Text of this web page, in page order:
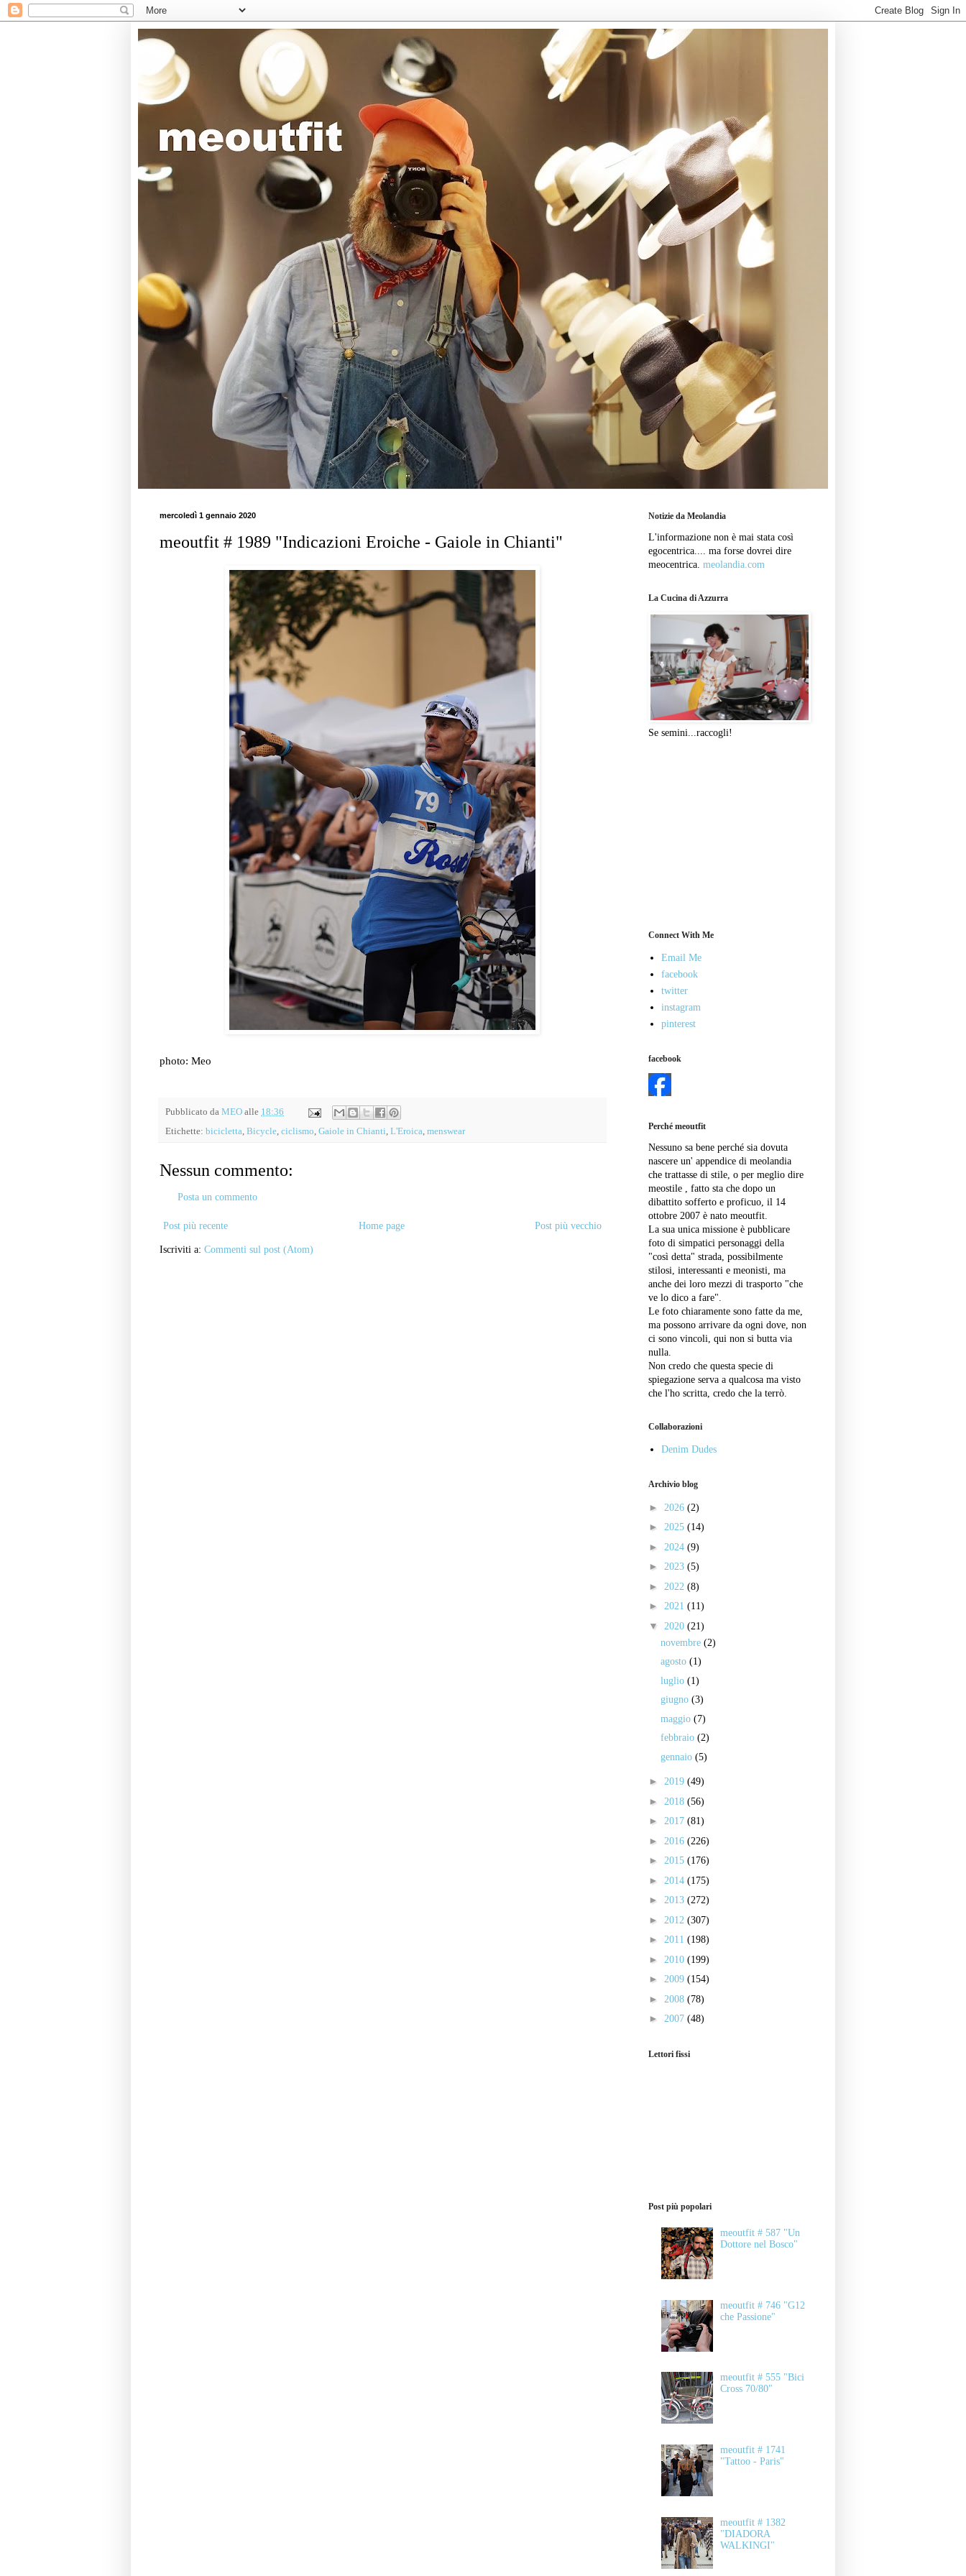
mercoledì 1 gennaio 2020
meoutfit # 1989 "Indicazioni Eroiche - Gaiole in Chianti"
photo: Meo
Pubblicato da MEO alle 18:36
Etichette: bicicletta, Bicycle, ciclismo, Gaiole in Chianti, L'Eroica, menswear
Nessun commento:
Posta un commento
Post più recente Post più vecchio
Home page
Iscriviti a: Commenti sul post (Atom)
Notizie da Meolandia
L'informazione non è mai stata così
egocentrica.... ma forse dovrei dire
meocentrica. meolandia.com
La Cucina di Azzurra
Se semini...raccogli!
Connect With Me
Email Me
facebook
twitter
instagram
pinterest
facebook
Perché meoutfit
Nessuno sa bene perché sia dovuta
nascere un' appendice di meolandia
che trattasse di stile, o per meglio dire
meostile , fatto sta che dopo un
dibattito sofferto e proficuo, il 14
ottobre 2007 è nato meoutfit.
La sua unica missione è pubblicare
foto di simpatici personaggi della
"così detta" strada, possibilmente
stilosi, interessanti e meonisti, ma
anche dei loro mezzi di trasporto "che
ve lo dico a fare".
Le foto chiaramente sono fatte da me,
ma possono arrivare da ogni dove, non
ci sono vincoli, qui non si butta via
nulla.
Non credo che questa specie di
spiegazione serva a qualcosa ma visto
che l'ho scritta, credo che la terrò.
Collaborazioni
Denim Dudes
Archivio blog
► 2026 (2)
► 2025 (14)
► 2024 (9)
► 2023 (5)
► 2022 (8)
► 2021 (11)
▼ 2020 (21)
novembre (2)
agosto (1)
luglio (1)
giugno (3)
maggio (7)
febbraio (2)
gennaio (5)
► 2019 (49)
► 2018 (56)
► 2017 (81)
► 2016 (226)
► 2015 (176)
► 2014 (175)
► 2013 (272)
► 2012 (307)
► 2011 (198)
► 2010 (199)
► 2009 (154)
► 2008 (78)
► 2007 (48)
Lettori fissi
Post più popolari
meoutfit # 587 "Un
Dottore nel Bosco"
meoutfit # 746 "G12
che Passione"
meoutfit # 555 "Bici
Cross 70/80"
meoutfit # 1741
"Tattoo - Paris"
meoutfit # 1382
"DIADORA
WALKINGI"